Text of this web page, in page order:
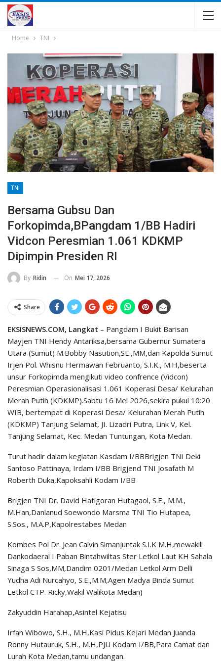
Home TNI
TNI
Bersama Gubsu Dan
Forkopimda,bPangdam 1/BB Hadiri
Vidcon Peresmian 1.061 KDKMP
Dipimpin Presiden RI
By Ridin On Mei 17, 2026
Share
EKSISNEWS.COM, Langkat – Pangdam I Bukit Barisan
Mayjen TNI Hendy Antariksa,bersama Gubernur Sumatera
Utara (Sumut) M.Bobby Nasution,SE.,MM,dan Kapolda Sumut
Irjen Pol. Whisnu Hermawan Februanto, S.I.K., M.H,beserta
unsur Forkopimda mengikuti video confrence (Vidcon)
Peresmian Operasionalisasi 1.061 Koperasi Desa/ Kelurahan
Merah Putih (KDKMP).Sabtu 16 Mei 2026,sekira pukul 10:20
WIB, bertempat di Koperasi Desa/ Kelurahan Merah Putih
(KDKMP) Tanjung Selamat, JI. Lizadri Putra, Link V, Kel.
Tanjung Selamat, Kec. Medan Tuntungan, Kota Medan.
Turut hadir dalam kegiatan Kasdam I/BBBrigjen TNI Deki
Santoso Pattinaya, Irdam I/BB Brigjend TNI Josafath M
Roberth Duka,Kapoksahli Kodam I/BB
Brigjen TNI Dr. David Hatigoran Hutagaol, S.E., M.M.,
M.Han,Danlanud Soewondo Marsma TNI Tio Hutapea,
S.Sos., M.A.P,Kapolrestabes Medan
Kombes Pol Dr. Jean Calvin Simanjuntak S.I.K M.H,mewakili
Dankodaeral I Paban Bintahwiltas Ster Letkol Laut KH Sahala
Sinaga S Sos,MM,Dandim 0201/Medan Letkol Arm Delli
Yudha Adi Nurcahyo, S.E.,M.M,Agen Madya Binda Sumut
Letkol CTP. Ricky,Wakil Walikota Medan)
Zakyuddin Harahap,Asintel Kejatisu
Irfan Wibowo, S.H., M.H,Kasi Pidus Kejari Medan Juanda
Ronny Hutauruk, S.H., M.H,PJU Kodam I/BB,Para Camat dan
Lurah Kota Medan,tamu undangan.